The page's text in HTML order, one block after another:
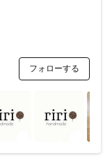
フォローする